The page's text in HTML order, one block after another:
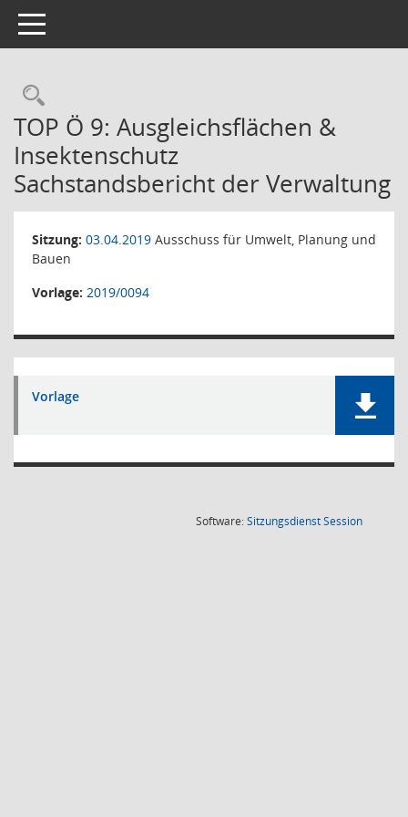
Toggle navigation
Rechercheauswahl
TOP Ö 9: Ausgleichsflächen &
Insektenschutz
Sachstandsbericht der Verwaltung
Sitzung: 03.04.2019 Ausschuss für Umwelt, Planung und
Bauen
Vorlage: 2019/0094
Vorlage
Software:SitzungsdienstSession(Wird in